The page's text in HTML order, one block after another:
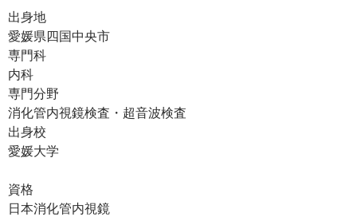
出身地
愛媛県四国中央市
専門科
内科
専門分野
消化管内視鏡検査・超音波検査
出身校
愛媛大学
資格
日本消化管内視鏡